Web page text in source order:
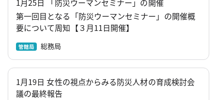
第一回目となる「防災ウーマンセミナー」の開催概
要について周知【３月11日開催】
管轄局 総務局
1月19日 女性の視点からみる防災人材の育成検討会
議の最終報告